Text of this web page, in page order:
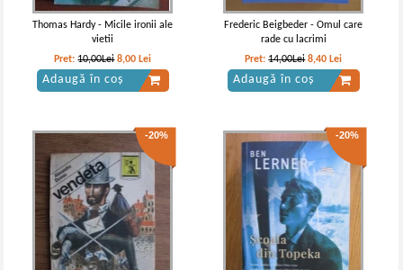
Thomas Hardy - Micile ironii ale
vietii
Pret:10,00Lei 8,00 Lei
Adaugă în coș
Frederic Beigbeder - Omul care
rade cu lacrimi
Pret:14,00Lei 8,40 Lei
Adaugă în coș
-20% -20%